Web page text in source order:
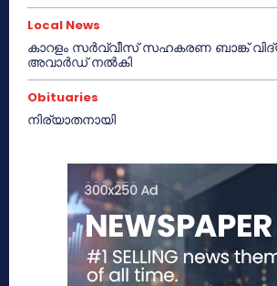
Local News
കാറളം സർവ്വീസ് സഹകരണ ബാങ്ക്
അവാർഡ് നൽകി
Obituaries
നിര്യാതനായി